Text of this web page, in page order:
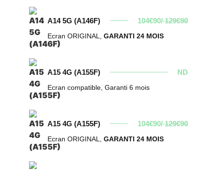
A14 5G (A146F) 104€90/129€90
Ecran ORIGINAL,GARANTI 24 MOIS
A15 4G (A155F) ND
Ecran compatible, Garanti 6 mois
A15 4G (A155F) 104€90/129€90
Ecran ORIGINAL,GARANTI 24 MOIS